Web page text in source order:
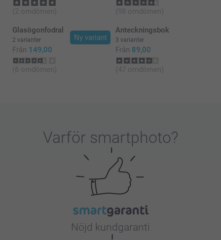
(2 omdömen) (98 omdömen)
Ny variant
Glasögonfodral
2 varianter
Från 149,00
(6 omdömen)
Anteckningsbok
3 varianter
Från 89,00
(47 omdömen)
Varför smartphoto?
Nöjd kundgaranti